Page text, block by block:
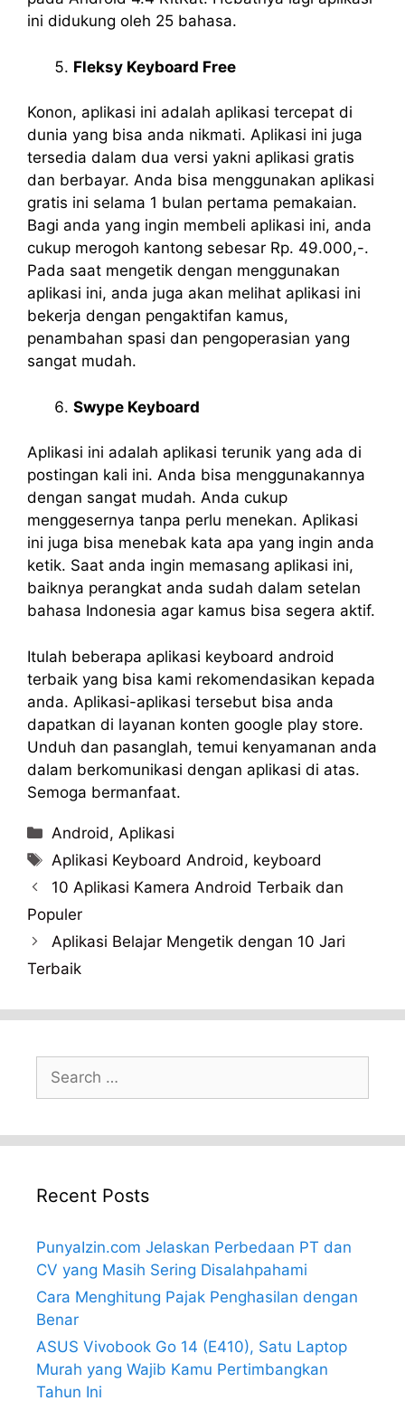
ini didukung oleh 25 bahasa.
Fleksy Keyboard Free
Konon, aplikasi ini adalah aplikasi tercepat di
dunia yang bisa anda nikmati. Aplikasi ini juga
tersedia dalam dua versi yakni aplikasi gratis
dan berbayar. Anda bisa menggunakan aplikasi
gratis ini selama 1 bulan pertama pemakaian.
Bagi anda yang ingin membeli aplikasi ini, anda
cukup merogoh kantong sebesar Rp. 49.000,-.
Pada saat mengetik dengan menggunakan
aplikasi ini, anda juga akan melihat aplikasi ini
bekerja dengan pengaktifan kamus,
penambahan spasi dan pengoperasian yang
sangat mudah.
Swype Keyboard
Aplikasi ini adalah aplikasi terunik yang ada di
postingan kali ini. Anda bisa menggunakannya
dengan sangat mudah. Anda cukup
menggesernya tanpa perlu menekan. Aplikasi
ini juga bisa menebak kata apa yang ingin anda
ketik. Saat anda ingin memasang aplikasi ini,
baiknya perangkat anda sudah dalam setelan
bahasa Indonesia agar kamus bisa segera aktif.
Itulah beberapa aplikasi keyboard android
terbaik yang bisa kami rekomendasikan kepada
anda. Aplikasi-aplikasi tersebut bisa anda
dapatkan di layanan konten google play store.
Unduh dan pasanglah, temui kenyamanan anda
dalam berkomunikasi dengan aplikasi di atas.
Semoga bermanfaat.
Categories
Android, Aplikasi
Tags
Aplikasi Keyboard Android, keyboard
10 Aplikasi Kamera Android Terbaik dan
Populer
Aplikasi Belajar Mengetik dengan 10 Jari
Terbaik
for:
Recent Posts
PunyaIzin.com Jelaskan Perbedaan PT dan
CV yang Masih Sering Disalahpahami
Cara Menghitung Pajak Penghasilan dengan
Benar
ASUS Vivobook Go 14 (E410), Satu Laptop
Murah yang Wajib Kamu Pertimbangkan
Tahun Ini